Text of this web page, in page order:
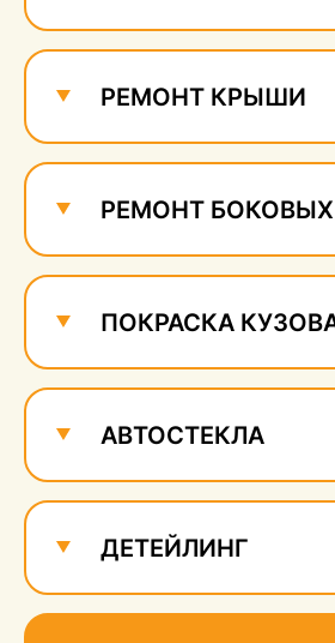
РЕМОНТ КРЫШИ
РЕМОНТ БОКОВЫХ
ПОКРАСКА
АВТОСТЕКЛА
ДЕТЕЙЛИНГ